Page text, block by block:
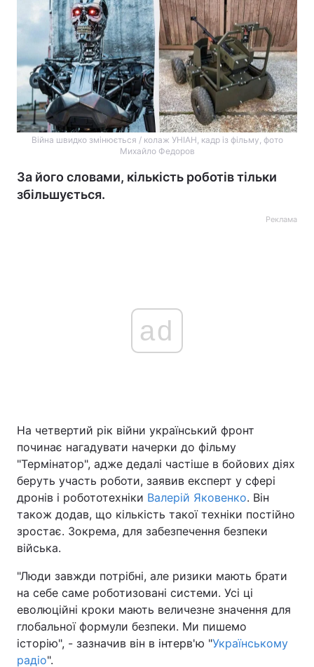
Війна швидко змінюється / колаж УНІАН, кадр із фільму, фото
Михайло Федоров
За його словами, кількість роботів тільки
збільшується.
Реклама
ad
На четвертий рік війни український фронт
починає нагадувати начерки до фільму
"Термінатор", адже дедалі частіше в бойових діях
беруть участь роботи, заявив експерт у сфері
дронів і робототехніки Валерій Яковенко. Він
також додав, що кількість такої техніки постійно
зростає. Зокрема, для забезпечення безпеки
війська.
"Люди завжди потрібні, але ризики мають брати
на себе саме роботизовані системи. Усі ці
еволюційні кроки мають величезне значення для
глобальної формули безпеки. Ми пишемо
історію", - зазначив він в інтерв'ю "Українському
радіо".